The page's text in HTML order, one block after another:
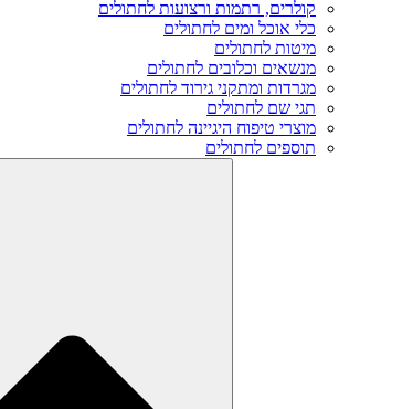
קולרים, רתמות ורצועות לחתולים
כלי אוכל ומים לחתולים
מיטות לחתולים
מנשאים וכלובים לחתולים
מגרדות ומתקני גירוד לחתולים
תגי שם לחתולים
מוצרי טיפוח היגיינה לחתולים
תוספים לחתולים